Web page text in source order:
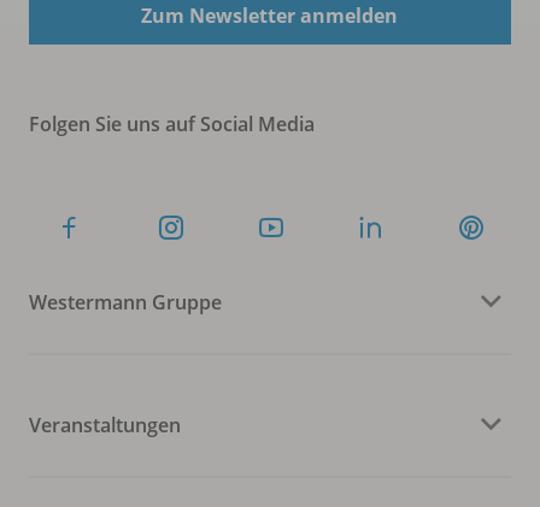
Zum Newsletter anmelden
Folgen Sie uns auf Social Media
Westermann Gruppe
Veranstaltungen